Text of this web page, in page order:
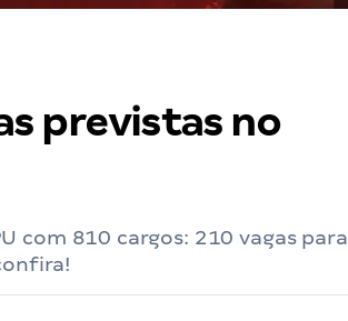
previstas no
com 810 cargos: 210 vagas para